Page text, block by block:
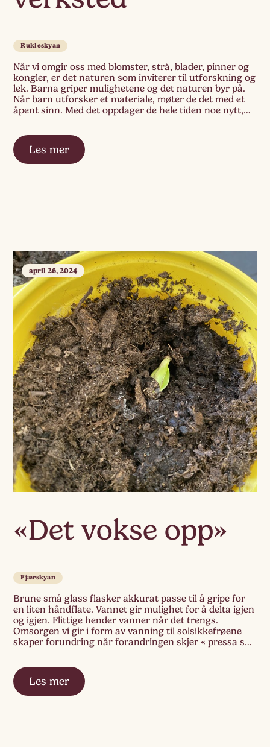
Rukleskyan
Når vi omgir oss med blomster, strå, blader, pinner og
kongler, er det naturen som inviterer til utforskning og
lek. Barna griper mulighetene og det naturen byr på.
Når barn utforsker et materiale, møter de det med et
åpent sinn. Med det oppdager de hele tiden noe nytt,
Les mer
«Det vokse opp»
april 26, 2024
Fjærskyan
Brune små glass flasker akkurat passe til å gripe for
en liten håndflate. Vannet gir mulighet for å delta igjen
og igjen. Flittige hender vanner når det trengs.
Omsorgen vi gir i form av vanning til solsikkefrøene
skaper forundring når forandringen skjer « pressa sæ
Les mer